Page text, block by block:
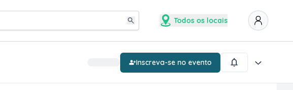
Todos os locais
Inscreva-se no evento